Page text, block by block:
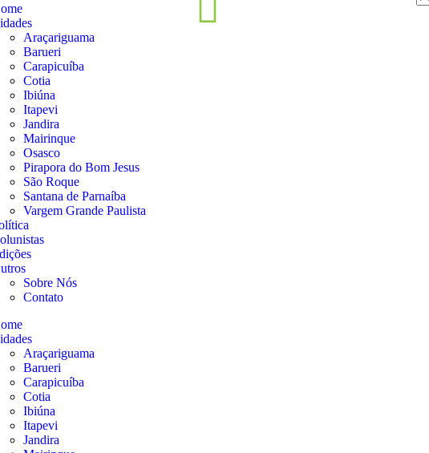
Araçariguama
Barueri
Carapicuíba
Cotia
Ibiúna
Itapevi
Jandira
Mairinque
Osasco
Pirapora do Bom Jesus
São Roque
Santana de Parnaíba
Vargem Grande Paulista
Sobre Nós
Contato
Araçariguama
Barueri
Carapicuíba
Cotia
Ibiúna
Itapevi
Jandira